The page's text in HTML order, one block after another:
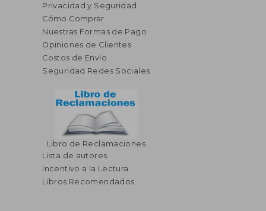
Privacidad y Seguridad
Cómo Comprar
Nuestras Formas de Pago
Opiniones de Clientes
Costos de Envío
Seguridad Redes Sociales
Libro de Reclamaciones
Lista de autores
Incentivo a la Lectura
Libros Recomendados